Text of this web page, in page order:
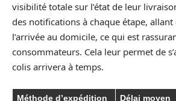
visibilité totale sur l’état de leur
des notifications à chaque étape, allant
l’arrivée au domicile, ce qui est
consommateurs. Cela leur permet de
colis arrivera à temps.
Méthode d’expédition Délai moyen